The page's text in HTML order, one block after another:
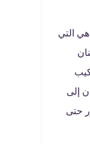
التي
إلى
حتى